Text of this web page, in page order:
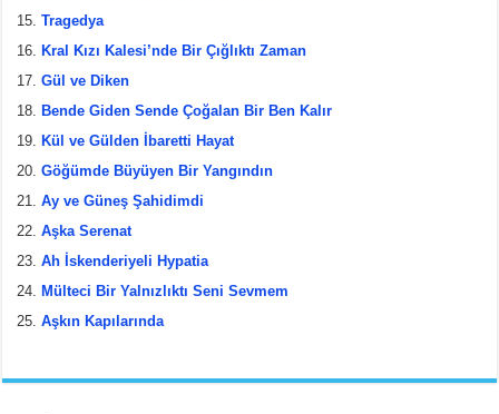
Tragedya
Kral Kızı Kalesi’nde Bir Çığlıktı Zaman
Gül ve Diken
Bende Giden Sende Çoğalan Bir Ben Kalır
Kül ve Gülden İbaretti Hayat
Göğümde Büyüyen Bir Yangındın
Ay ve Güneş Şahidimdi
Aşka Serenat
Ah İskenderiyeli Hypatia
Mülteci Bir Yalnızlıktı Seni Sevmem
Aşkın Kapılarında